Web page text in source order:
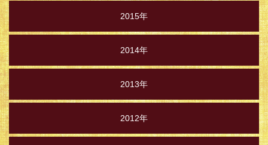
2015年
2014年
2013年
2012年